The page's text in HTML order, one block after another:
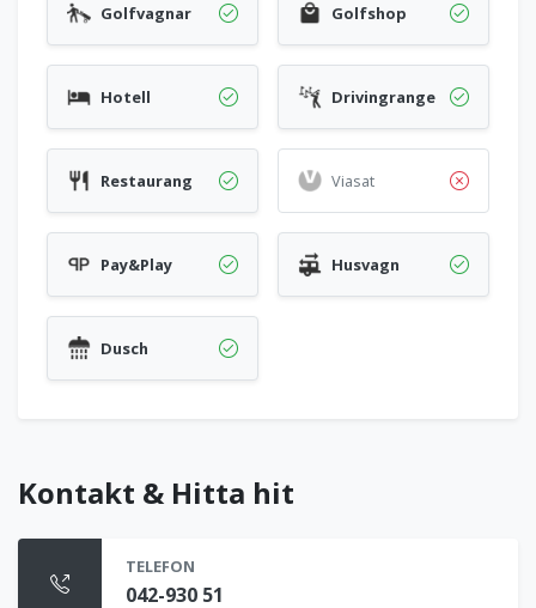
Golfvagnar Golfshop
Hotell Drivingrange
Restaurang Viasat
Pay&Play Husvagn
Dusch
Kontakt & Hitta hit
TELEFON
042-930 51